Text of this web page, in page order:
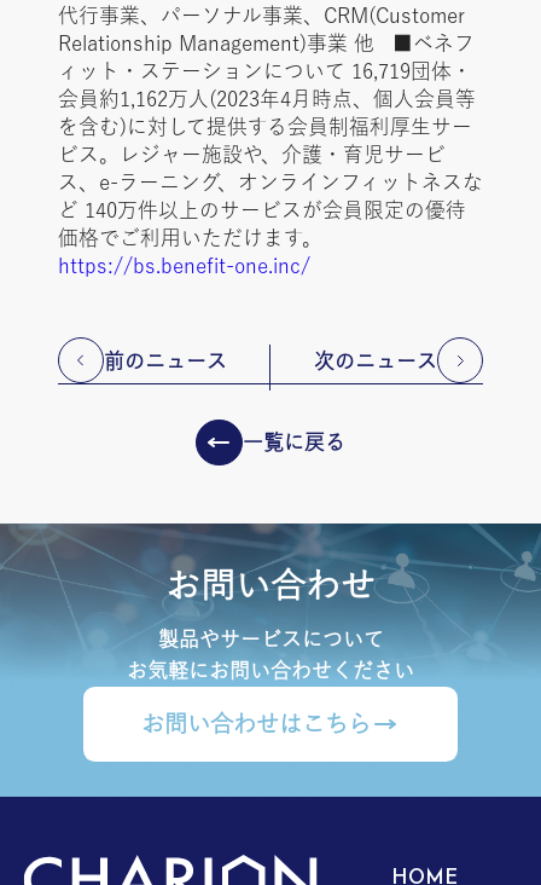
代行事業、パーソナル事業、CRM(Customer
Relationship Management)事業 他 ■ベネフ
ィット・ステーションについて 16,719団体・
会員約1,162万人(2023年4月時点、個人会員等
を含む)に対して提供する会員制福利厚生サー
ビス。レジャー施設や、介護・育児サービ
ス、e-ラーニング、オンラインフィットネスな
ど 140万件以上のサービスが会員限定の優待
価格でご利用いただけます。
https://bs.benefit-one.inc/
前のニュース
一覧に戻る
次のニュース
お問い合わせ
製品やサービスについて
お気軽にお問い合わせください
お問い合わせはこちら
HOME